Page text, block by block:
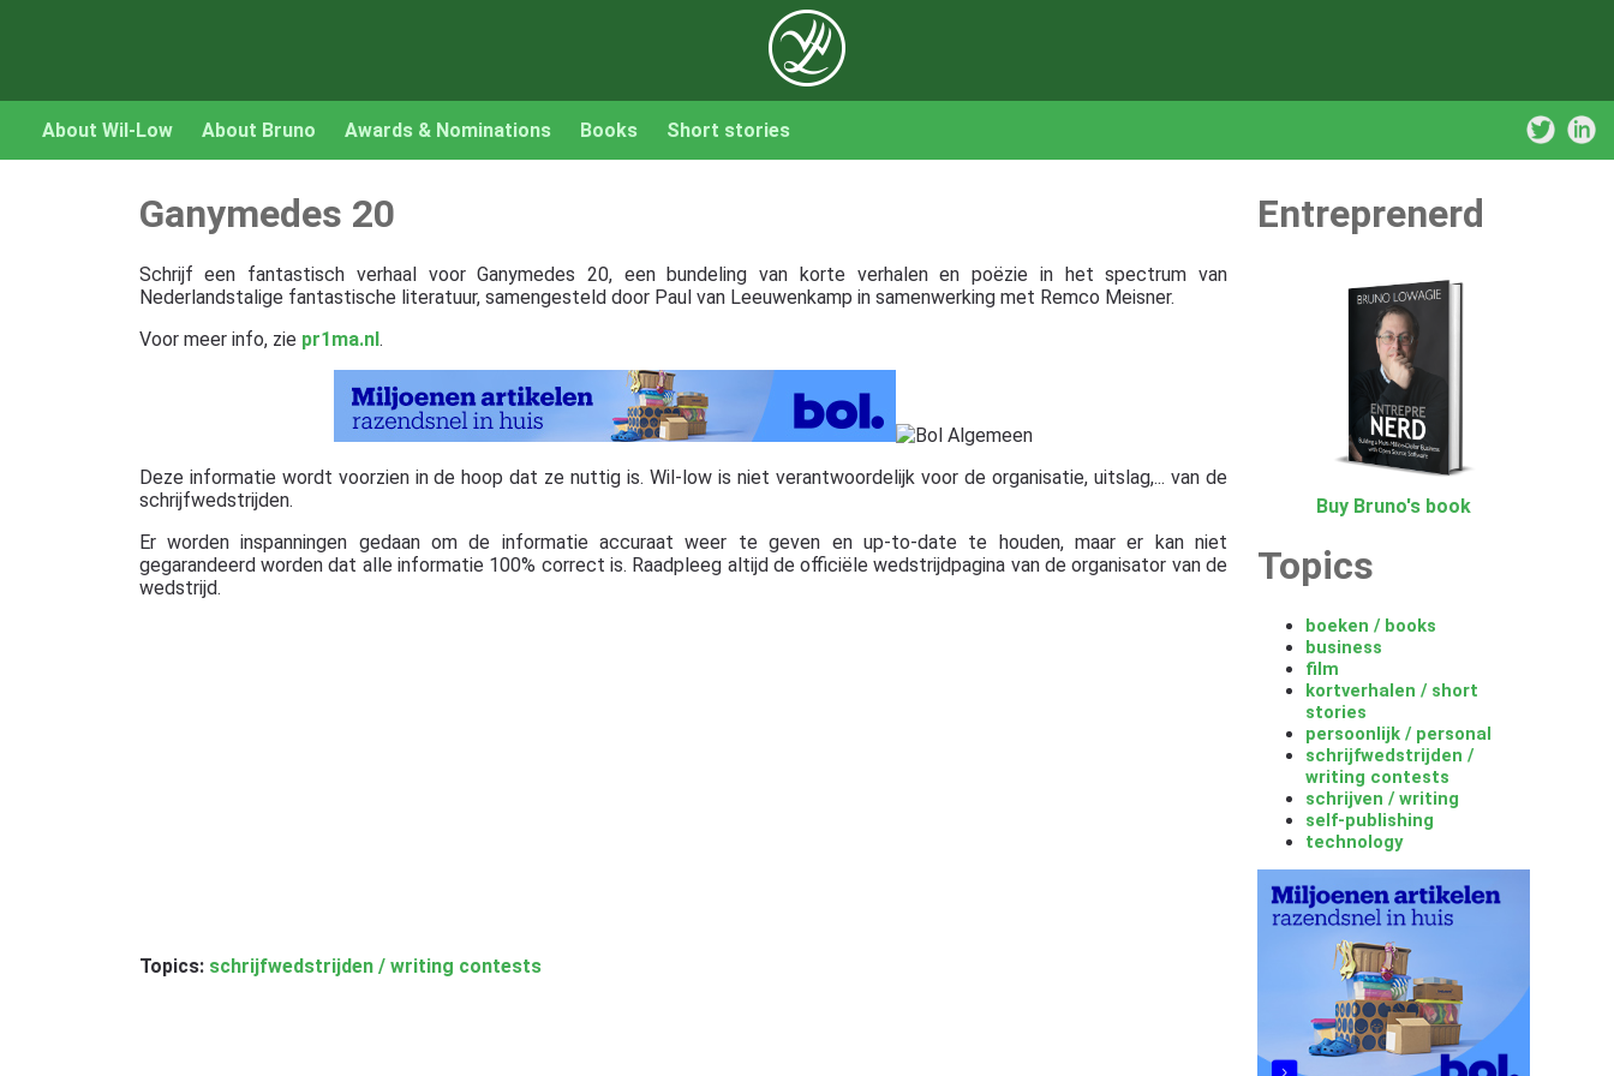
About Wil-Low About Bruno Awards & Nominations Books Short stories
Ganymedes 20
Schrijf een fantastisch verhaal voor Ganymedes 20, een bundeling van korte verhalen en poëzie in het spectrum van
Nederlandstalige fantastische literatuur, samengesteld door Paul van Leeuwenkamp in samenwerking met Remco Meisner.
Voor meer info, zie pr1ma.nl.
Deze informatie wordt voorzien in de hoop dat ze nuttig is. Wil-low is niet verantwoordelijk voor de organisatie, uitslag,... van de
schrijfwedstrijden.
Er worden inspanningen gedaan om de informatie accuraat weer te geven en up-to-date te houden, maar er kan niet
gegarandeerd worden dat alle informatie 100% correct is. Raadpleeg altijd de officiële wedstrijdpagina van de organisator van de
wedstrijd.
Topics: schrijfwedstrijden / writing contests
Entreprenerd
Buy Bruno's book
Topics
boeken / books
business
film
kortverhalen / short
stories
persoonlijk / personal
schrijfwedstrijden /
writing contests
schrijven / writing
self-publishing
technology